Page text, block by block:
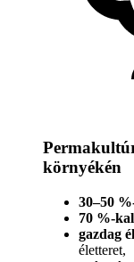
környékén
30–50
70 %-
gazdag
életteret,